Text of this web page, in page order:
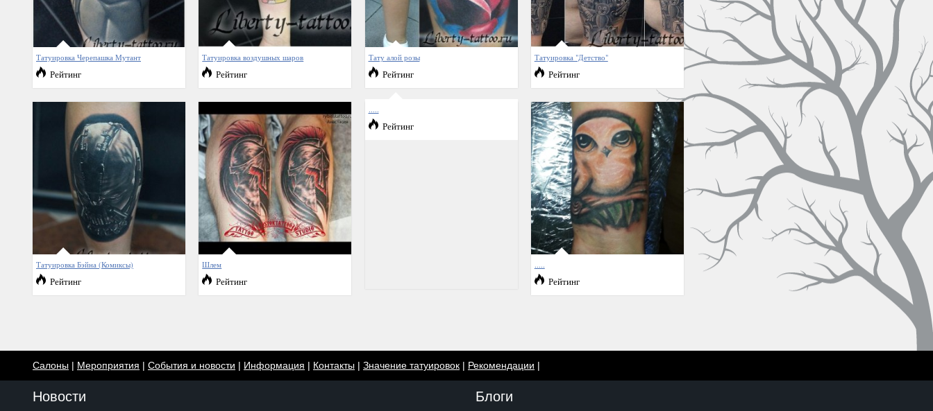
Татуировка Черепашка Мутант
Рейтинг
Татуировка воздушных шаров
Рейтинг
Тату алой розы
Рейтинг
Татуировка "Детство"
Рейтинг
Татуировка Бэйна (Комиксы)
Рейтинг
Шлем
Рейтинг
Рейтинг
Рейтинг
Салоны | Мероприятия | События и новости | Информация | Контакты | Значение татуировок | Рекомендации |
Новости Блоги